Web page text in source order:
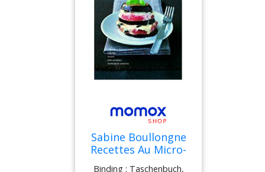
Sabine Boullongne
Recettes Au Micro-
Ondes : Les Astuces
Binding : Taschenbuch,